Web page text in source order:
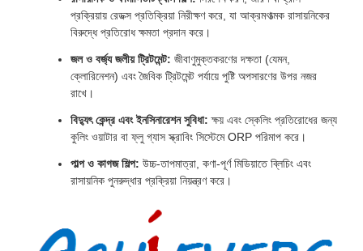
প্রক্রিয়ায় রেডক্স প্রতিক্রিয়া নিরীক্ষণ করে, যা আক্রমণাত্মক রাসায়নিকের
বিরুদ্ধে প্রতিরোধ ক্ষমতা প্রদান করে।
জল ও বর্জ্য জলীয় ট্রিটমেন্ট: জীবাণুমুক্তকরণের দক্ষতা (যেমন,
ক্লোরিনেশন) এবং জৈবিক ট্রিটমেন্ট পর্যায়ে পুষ্টি অপসারণের উপর নজর
রাখে।
বিদ্যুৎ কেন্দ্র এবং ইনসিনারেশন সুবিধা: ক্ষয় এবং স্কেলিং প্রতিরোধের জন্য
কুলিং ওয়াটার বা ফ্লু গ্যাস স্ক্রাবিং সিস্টেমে ORP পরিমাপ করে।
পাল্প ও কাগজ শিল্প: উচ্চ-তাপমাত্রা, কণা-পূর্ণ মিডিয়াতে ব্লিচিং এবং
রাসায়নিক পুনরুদ্ধার প্রক্রিয়া নিয়ন্ত্রণ করে।